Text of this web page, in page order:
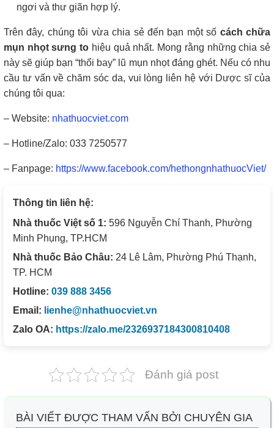
ngơi và thư giãn hợp lý.
Trên đây, chúng tôi vừa chia sẻ đến bạn một số cách chữa
mụn nhọt sưng to hiệu quả nhất. Mong rằng những chia sẻ
này sẽ giúp bạn “thổi bay” lũ mụn nhọt đáng ghét. Nếu có nhu
cầu tư vấn về chăm sóc da, vui lòng liên hệ với Dược sĩ của
chúng tôi qua:
– Website: nhathuocviet.com
– Hotline/Zalo: 033 7250577
– Fanpage: https://www.facebook.com/hethongnhathuocViet/
Thông tin liên hệ:
Nhà thuốc Việt số 1: 596 Nguyễn Chí Thanh, Phường
Minh Phụng, TP.HCM
Nhà thuốc Bảo Châu: 24 Lê Lâm, Phường Phú Thạnh,
TP. HCM
Hotline: 039 888 3456
Email: lienhe@nhathuocviet.vn
Zalo OA: https://zalo.me/2326937184300810408
Đánh giá post
BÀI VIẾT ĐƯỢC THAM VẤN BỞI CHUYÊN GIA